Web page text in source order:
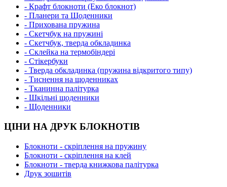
- Крафт блокноти (Еко блокнот)
- Планери та Щоденники
- Прихована пружина
- Скетчбук на пружині
- Скетчбук, тверда обкладинка
- Склейка на термобіндері
- Стікербуки
- Тверда обкладинка (пружина відкритого типу)
- Тиснення на щоденниках
- Тканинна палітурка
- Шкільні щоденники
- Щоденники
ЦІНИ НА ДРУК БЛОКНОТІВ
Блокноти - скріплення на пружину
Блокноти - скріплення на клей
Блокноти - тверда книжкова палітурка
Друк зошитів